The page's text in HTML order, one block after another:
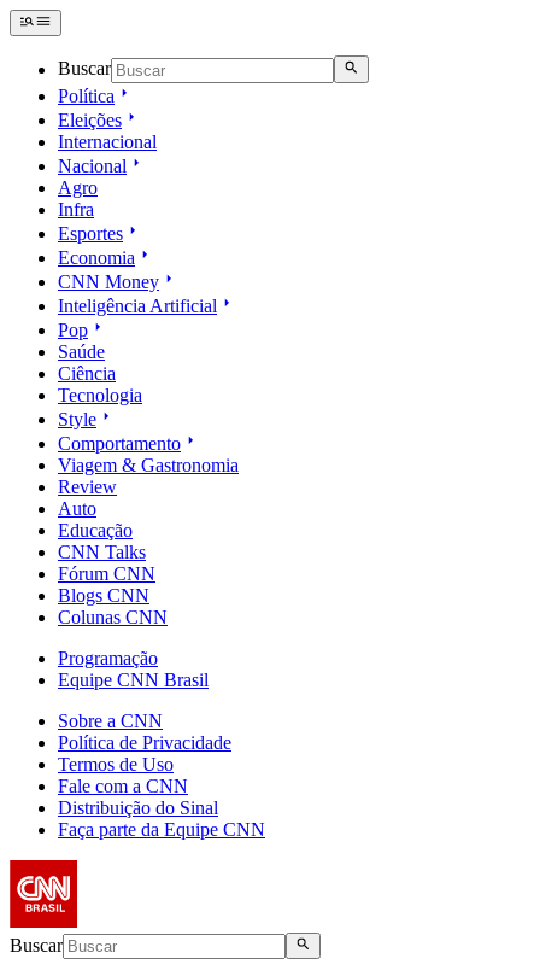
Buscar
Política
Eleições
Internacional
Nacional
Agro
Infra
Esportes
Economia
CNN Money
Inteligência Artificial
Pop
Saúde
Ciência
Tecnologia
Style
Comportamento
Viagem & Gastronomia
Review
Auto
Educação
CNN Talks
Fórum CNN
Blogs CNN
Colunas CNN
Programação
Equipe CNN Brasil
Sobre a CNN
Política de Privacidade
Termos de Uso
Fale com a CNN
Distribuição do Sinal
Faça parte da Equipe CNN
Buscar